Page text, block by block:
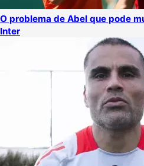
O problema de Abel que pode
Inter